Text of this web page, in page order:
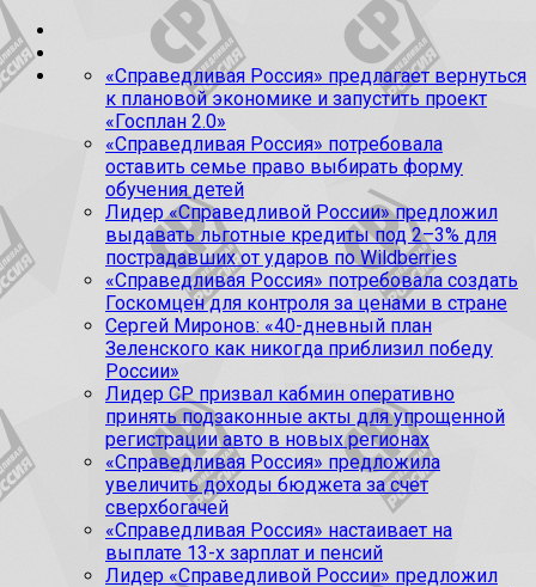
«Справедливая Россия» предлагает вернуться
к плановой экономике и запустить проект
«Госплан 2.0»
«Справедливая Россия» потребовала
оставить семье право выбирать форму
обучения детей
Лидер «Справедливой России» предложил
выдавать льготные кредиты под 2–3% для
пострадавших от ударов по Wildberries
«Справедливая Россия» потребовала создать
Госкомцен для контроля за ценами в стране
Сергей Миронов: «40-дневный план
Зеленского как никогда приблизил победу
России»
Лидер СР призвал кабмин оперативно
принять подзаконные акты для упрощенной
регистрации авто в новых регионах
«Справедливая Россия» предложила
увеличить доходы бюджета за счет
сверхбогачей
«Справедливая Россия» настаивает на
выплате 13-х зарплат и пенсий
Лидер «Справедливой России» предложил